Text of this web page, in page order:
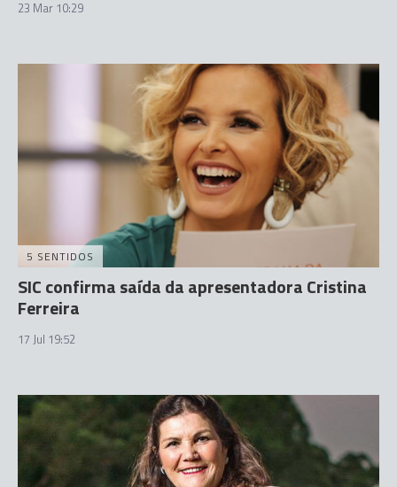
23 Mar 10:29
5 SENTIDOS
SIC confirma saída da apresentadora Cristina
Ferreira
17 Jul 19:52